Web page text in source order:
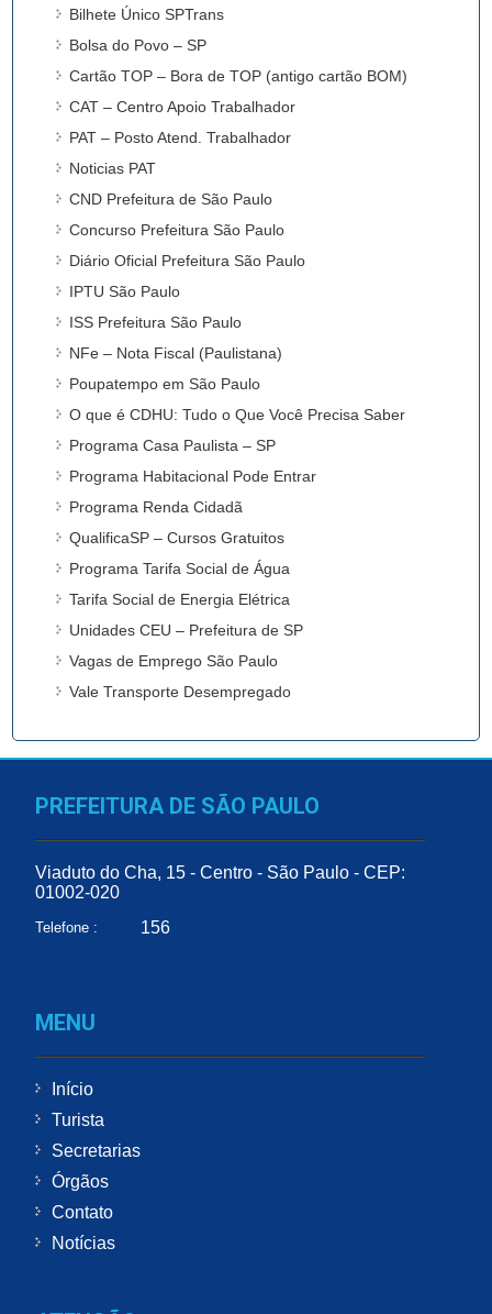
Bilhete Único SPTrans
Bolsa do Povo – SP
Cartão TOP – Bora de TOP (antigo cartão BOM)
CAT – Centro Apoio Trabalhador
PAT – Posto Atend. Trabalhador
Noticias PAT
CND Prefeitura de São Paulo
Concurso Prefeitura São Paulo
Diário Oficial Prefeitura São Paulo
IPTU São Paulo
ISS Prefeitura São Paulo
NFe – Nota Fiscal (Paulistana)
Poupatempo em São Paulo
O que é CDHU: Tudo o Que Você Precisa Saber
Programa Casa Paulista – SP
Programa Habitacional Pode Entrar
Programa Renda Cidadã
QualificaSP – Cursos Gratuitos
Programa Tarifa Social de Água
Tarifa Social de Energia Elétrica
Unidades CEU – Prefeitura de SP
Vagas de Emprego São Paulo
Vale Transporte Desempregado
PREFEITURA DE SÃO PAULO
Viaduto do Cha, 15 - Centro - São Paulo - CEP:
01002-020
Telefone : 156
MENU
Início
Turista
Secretarias
Órgãos
Contato
Notícias